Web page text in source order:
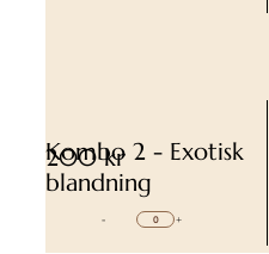
200 kr
Kombo 2 - Exotisk
blandning
- +